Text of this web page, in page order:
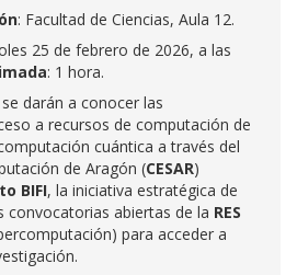
: Facultad de Ciencias, Aula 12.
25 de febrero de 2026, a las
: 1 hora.
darán a conocer las
a recursos de computación de
cuántica a través del
de Aragón (CESAR)
BIFI, la iniciativa estratégica de
convocatorias abiertas de la RES
para acceder a